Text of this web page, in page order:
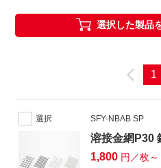
選択した製品
1
選択 SFY-NBAB SP
溶接金網P30
1,800 円／枚～